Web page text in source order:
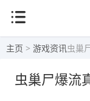
主页 > 游戏资讯虫巢
虫巢尸爆流